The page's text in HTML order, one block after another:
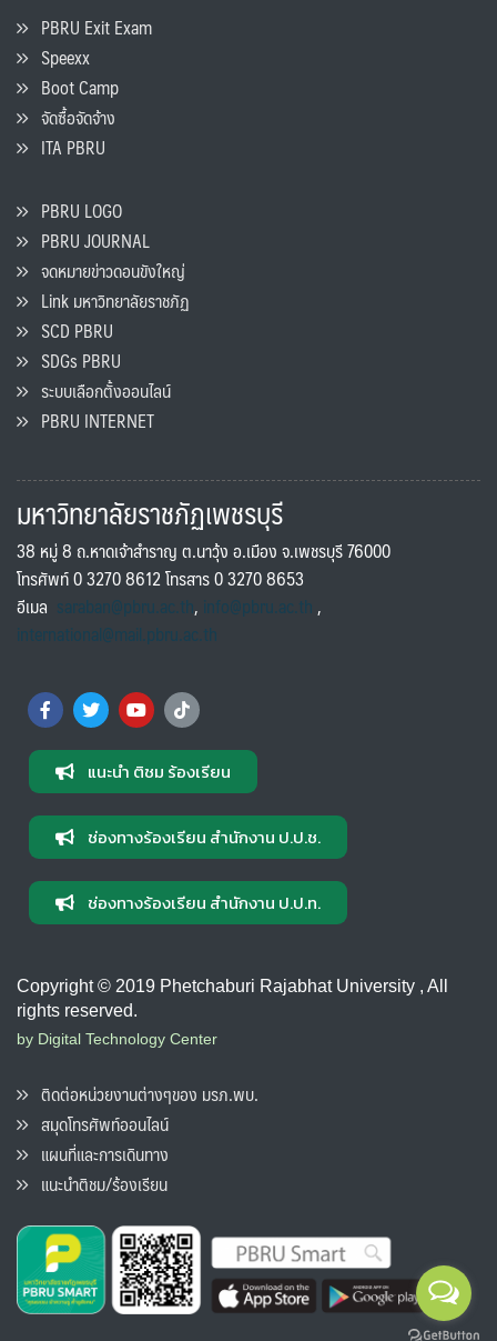
PBRU Exit Exam
Speexx
Boot Camp
จัดซื้อจัดจ้าง
ITA PBRU
PBRU LOGO
PBRU JOURNAL
จดหมายข่าวดอนขังใหญ่
Link มหาวิทยาลัยราชภัฏ
SCD PBRU
SDGs PBRU
ระบบเลือกตั้งออนไลน์
PBRU INTERNET
มหาวิทยาลัยราชภัฏเพชรบุรี
38 หมู่ 8 ถ.หาดเจ้าสำราญ ต.นาวุ้ง อ.เมือง จ.เพชรบุรี 76000
โทรศัพท์ 0 3270 8612 โทรสาร 0 3270 8653
อีเมล saraban@pbru.ac.th, info@pbru.ac.th,
international@mail.pbru.ac.th
แนะนำ ติชม ร้องเรียน
ช่องทางร้องเรียน สำนักงาน ป.ป.ช.
ช่องทางร้องเรียน สำนักงาน ป.ป.ท.
Copyright © 2019 Phetchaburi Rajabhat University , All
rights reserved.
by Digital Technology Center
ติดต่อหน่วยงานต่างๆของ มรภ.พบ.
สมุดโทรศัพท์ออนไลน์
แผนที่และการเดินทาง
แนะนำติชม/ร้องเรียน